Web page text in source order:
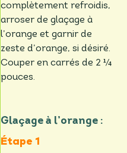
complètement refroidis,
arroser de glaçage à
l’orange et garnir de
zeste d’orange, si désiré.
Couper en carrés de 2 ¼
pouces.
Glaçage à l’orange :